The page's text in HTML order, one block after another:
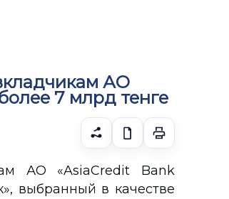
АО
7 млрд тенге
АО «AsiaCredit Bank
выбранный в качестве